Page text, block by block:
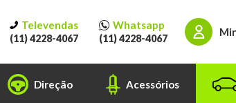
Televendas
(11) 4228-4067
Whatsapp
(11) 4228-4067
Direção Acessórios